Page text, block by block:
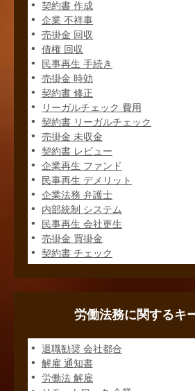
契約書 作成
企業 不祥事
売掛金 回収
債権 回収
民事再生 手続き
売掛金 時効
契約書 修正
リーガルチェック 費用
契約書 リーガルチェック
売掛金 未収金
契約書 レビュー
企業再生 ファンド
民事再生 デメリット
企業法務 弁護士
内部統制 システム
民事再生 会社更生
売掛金 買掛金
契約書 チェック
労働法務に関するキ
退職勧奨 会社都合
解雇 通知書
労働法 解雇